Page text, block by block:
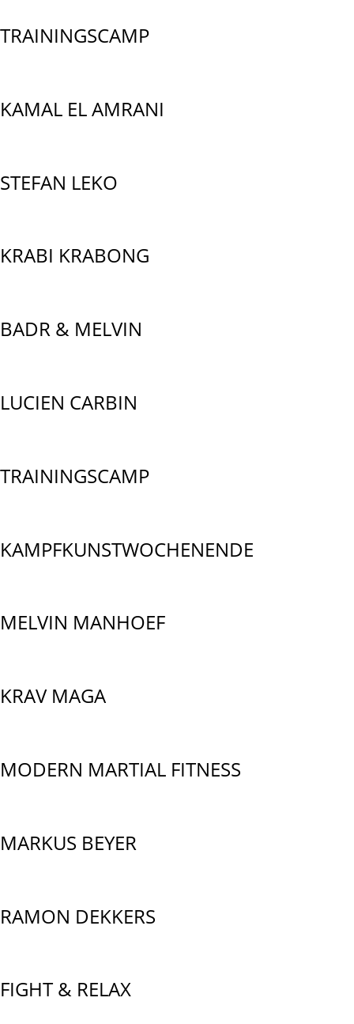
TRAININGSCAMP
KAMAL EL AMRANI
STEFAN LEKO
KRABI KRABONG
BADR & MELVIN
LUCIEN CARBIN
TRAININGSCAMP
KAMPFKUNSTWOCHENENDE
MELVIN MANHOEF
KRAV MAGA
MODERN MARTIAL FITNESS
MARKUS BEYER
RAMON DEKKERS
FIGHT & RELAX